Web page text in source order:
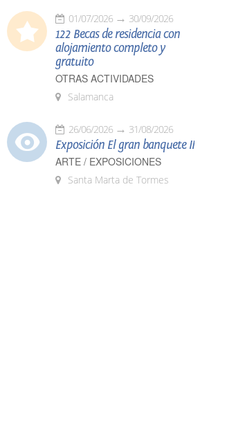
01/07/2026 30/09/2026
122 Becas de residencia con
alojamiento completo y
gratuito
OTRAS ACTIVIDADES
Salamanca
26/06/2026 31/08/2026
Exposición El gran banquete II
ARTE / EXPOSICIONES
Santa Marta de Tormes